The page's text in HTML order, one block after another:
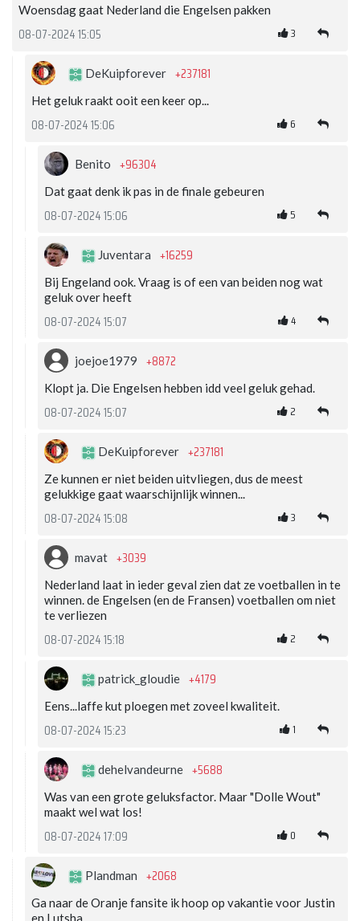
Woensdag gaat Nederland die Engelsen pakken
08-07-2024 15:05 3
DeKuipforever +237181
Het geluk raakt ooit een keer op...
08-07-2024 15:06 6
Benito +96304
Dat gaat denk ik pas in de finale gebeuren
08-07-2024 15:06 5
Juventara +16259
Bij Engeland ook. Vraag is of een van beiden nog wat
geluk over heeft
08-07-2024 15:07 4
joejoe1979 +8872
Klopt ja. Die Engelsen hebben idd veel geluk gehad.
08-07-2024 15:07 2
DeKuipforever +237181
Ze kunnen er niet beiden uitvliegen, dus de meest
gelukkige gaat waarschijnlijk winnen...
08-07-2024 15:08 3
mavat +3039
Nederland laat in ieder geval zien dat ze voetballen in te
winnen. de Engelsen (en de Fransen) voetballen om niet
te verliezen
08-07-2024 15:18 2
patrick_gloudie +4179
Eens...laffe kut ploegen met zoveel kwaliteit.
08-07-2024 15:23 1
dehelvandeurne +5688
Was van een grote geluksfactor. Maar "Dolle Wout"
maakt wel wat los!
08-07-2024 17:09 0
Plandman +2068
Ga naar de Oranje fansite ik hoop op vakantie voor Justin
en Lutsha